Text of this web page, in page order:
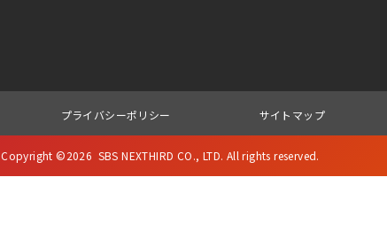
プライバシーポリシー サイトマップ
Copyright ©2026 SBS NEXTHIRD CO., LTD. All rights reserved.